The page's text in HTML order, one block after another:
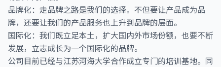
品牌化：走品牌之路是我们的选择。不但要让产品成为品
牌，还要让我们的产品服务也上升到品牌的层面。
国际化：我们既立足本土，扩大国内外市场份额，也要不断
发展，立志成长为一个国际化的品牌。
公司目前已经与江苏河海大学合作成立专门的培训基地。同